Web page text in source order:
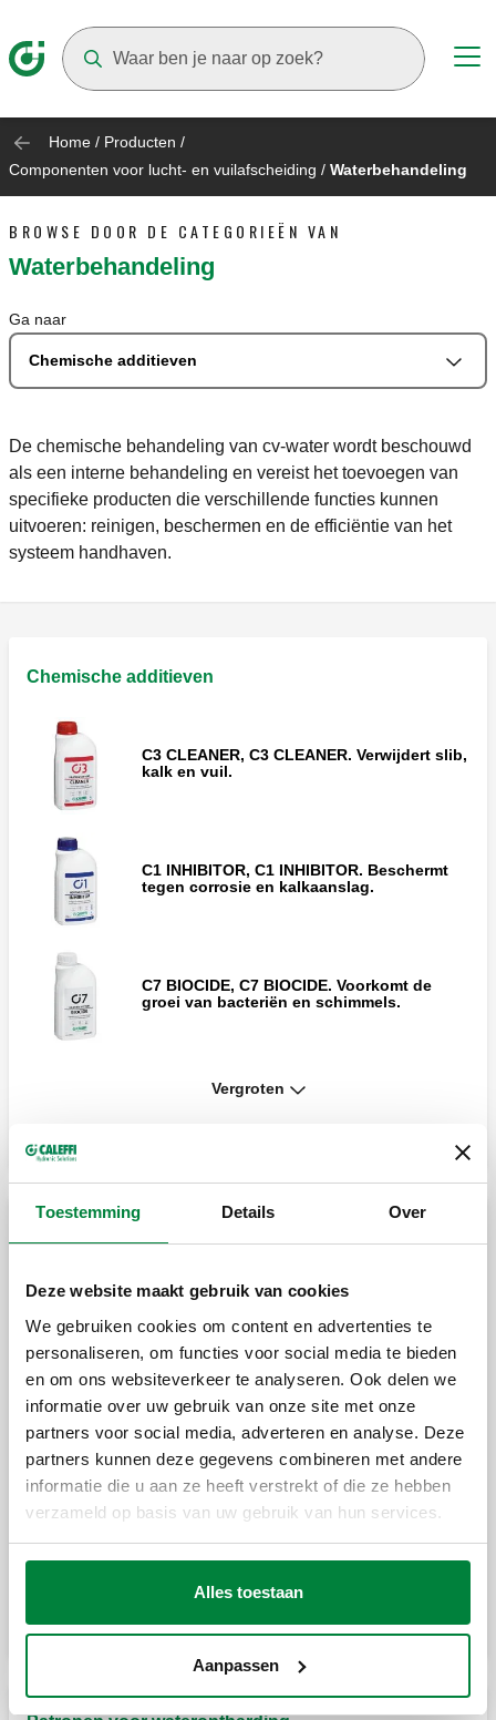
Toestemming Details Over
Deze website maakt gebruik van cookies
We gebruiken cookies om content en advertenties te
personaliseren, om functies voor social media te bieden
en om ons websiteverkeer te analyseren. Ook delen we
informatie over uw gebruik van onze site met onze
partners voor social media, adverteren en analyse. Deze
partners kunnen deze gegevens combineren met andere
informatie die u aan ze heeft verstrekt of die ze hebben
verzameld op basis van uw gebruik van hun services.
Alles toestaan
Aanpassen
Home / Producten /
Componenten voor lucht- en vuilafscheiding / Waterbehandeling
BROWSE DOOR DE CATEGORIEËN VAN
Waterbehandeling
Ga naar
Chemische additieven
De chemische behandeling van cv-water wordt beschouwd
als een interne behandeling en vereist het toevoegen van
specifieke producten die verschillende functies kunnen
uitvoeren: reinigen, beschermen en de efficiëntie van het
systeem handhaven.
Chemische additieven
C3 CLEANER, C3 CLEANER. Verwijdert slib,
kalk en vuil.
C1 INHIBITOR, C1 INHIBITOR. Beschermt
tegen corrosie en kalkaanslag.
C7 BIOCIDE, C7 BIOCIDE. Voorkomt de
groei van bacteriën en schimmels.
C4 LEAK SEALER, C4 LEAK SEALER.
C3 FAST CLEANER, C3 FAST CLEANER.
C1 FAST INHIBITOR, C1 FAST INHIBITOR.
Beschermt tegen corrosie en kalkaanslag.
C1- Testkit , C1 Testkit. Kit voor meting van
de hoeveelheid C1 INHITIBITOR in het
systeem.
Vergroten
demineralisatie of ontharding.
Compacte automatische vulcombinatie
gecertificeerd volgens de norm EN 1717.
Koppeling voor aansluiting met wartel en
pakking.